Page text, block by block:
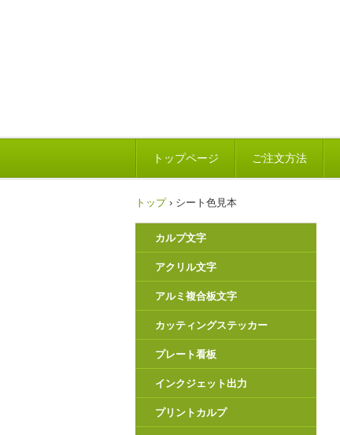
トップページ ご注文方法
トップ › シート色見本
カルプ文字
アクリル文字
アルミ複合板文字
カッティングステッカー
プレート看板
インクジェット出力
プリントカルプ